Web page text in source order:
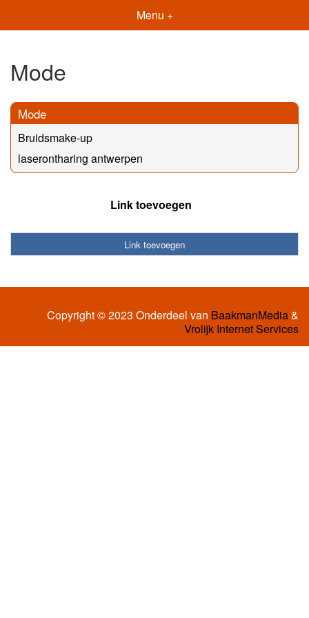
Menu +
Mode
Mode
Bruidsmake-up
laserontharing antwerpen
Link toevoegen
Link toevoegen
Copyright © 2023 Onderdeel van BaakmanMedia&
Vrolijk Internet Services